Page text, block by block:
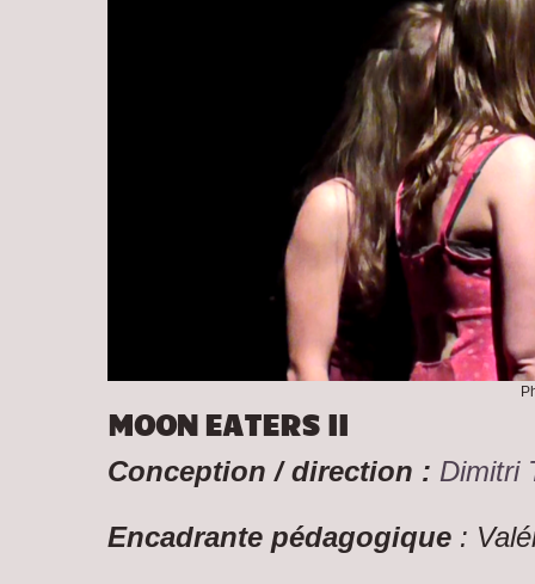
MOON EATERS II
Conception / direction : Dimitri
Encadrante pédagogique :